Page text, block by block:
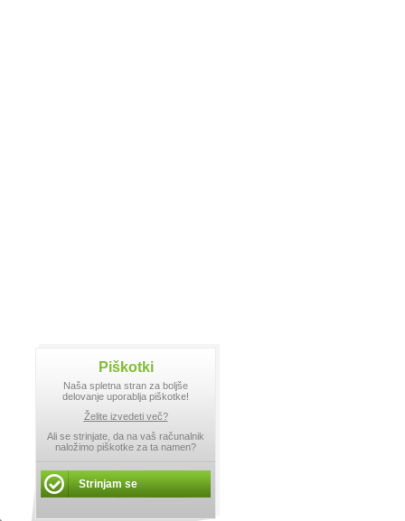
Piškotki
Naša spletna stran za boljše
delovanje uporablja piškotke!
Želite izvedeti več?
Ali se strinjate, da na vaš računalnik
naložimo piškotke za ta namen?
Strinjam se